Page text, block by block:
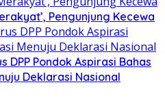
Pengunjung Kecewa
DPP Pondok Aspirasi Bahas
Deklarasi Nasional